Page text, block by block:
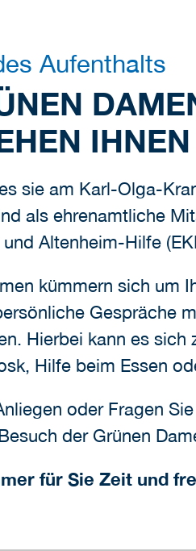
Aufenthalts
sie am Karl-Olga-
als ehrenamtliche
Altenheim-Hilfe
kümmern sich um
Gespräche
Hierbei kann es
Hilfe beim Essen
oder Fragen
der Grünen
für Sie Zeit und